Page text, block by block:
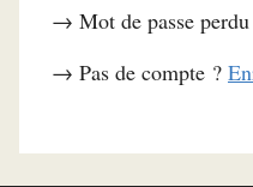
→ Mot de passe
→ Pas de compte ?